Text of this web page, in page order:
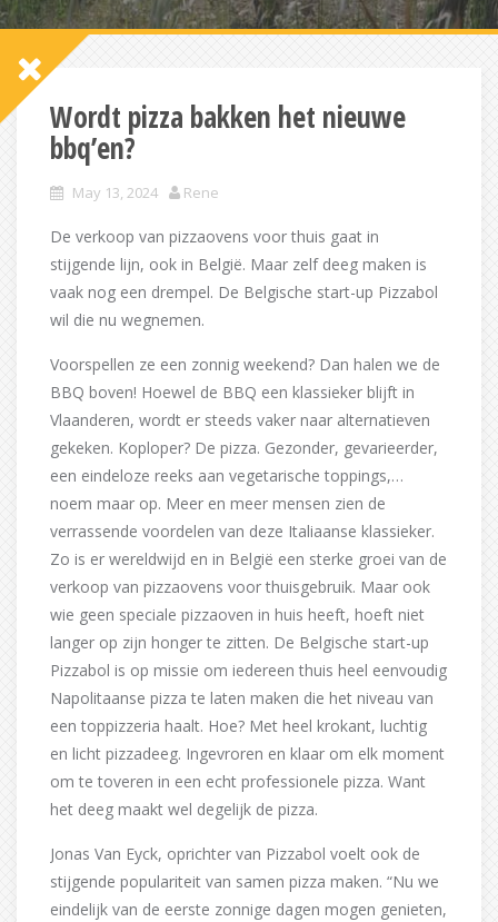
Wordt pizza bakken het nieuwe
bbq’en?
May 13, 2024 Rene
De verkoop van pizzaovens voor thuis gaat in
stijgende lijn, ook in België. Maar zelf deeg maken is
vaak nog een drempel. De Belgische start-up Pizzabol
wil die nu wegnemen.
Voorspellen ze een zonnig weekend? Dan halen we de
BBQ boven! Hoewel de BBQ een klassieker blijft in
Vlaanderen, wordt er steeds vaker naar alternatieven
gekeken. Koploper? De pizza. Gezonder, gevarieerder,
een eindeloze reeks aan vegetarische toppings,…
noem maar op. Meer en meer mensen zien de
verrassende voordelen van deze Italiaanse klassieker.
Zo is er wereldwijd en in België een sterke groei van de
verkoop van pizzaovens voor thuisgebruik. Maar ook
wie geen speciale pizzaoven in huis heeft, hoeft niet
langer op zijn honger te zitten. De Belgische start-up
Pizzabol is op missie om iedereen thuis heel eenvoudig
Napolitaanse pizza te laten maken die het niveau van
een toppizzeria haalt. Hoe? Met heel krokant, luchtig
en licht pizzadeeg. Ingevroren en klaar om elk moment
om te toveren in een echt professionele pizza. Want
het deeg maakt wel degelijk de pizza.
Jonas Van Eyck, oprichter van Pizzabol voelt ook de
stijgende populariteit van samen pizza maken. “Nu we
eindelijk van de eerste zonnige dagen mogen genieten,